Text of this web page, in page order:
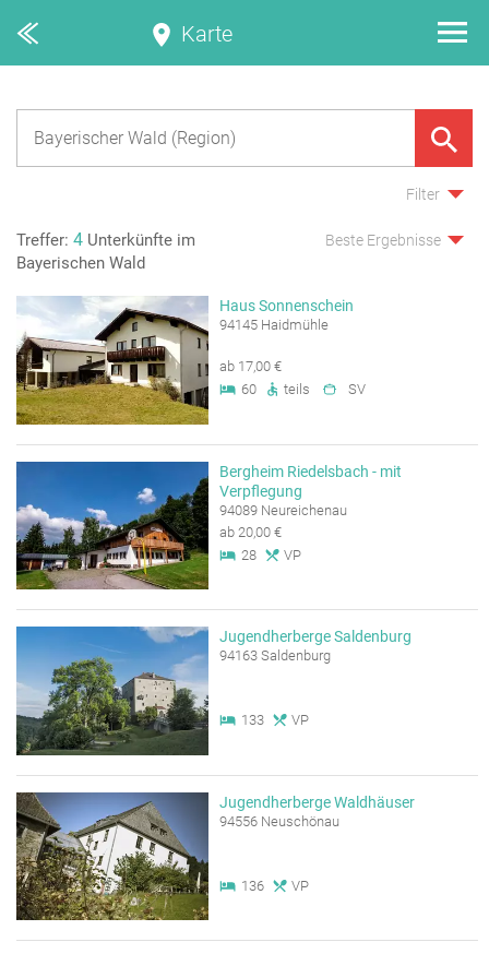
Karte
Filter
Treffer: 4 Unterkünfte im
Bayerischen Wald
Beste Ergebnisse
Haus Sonnenschein
94145 Haidmühle
ab 17,00 €
60
teils SV
Bergheim Riedelsbach - mit
Verpflegung
94089 Neureichenau
ab 20,00 €
28
VP
Jugendherberge Saldenburg
94163 Saldenburg
133 VP
Jugendherberge Waldhäuser
94556 Neuschönau
136 VP